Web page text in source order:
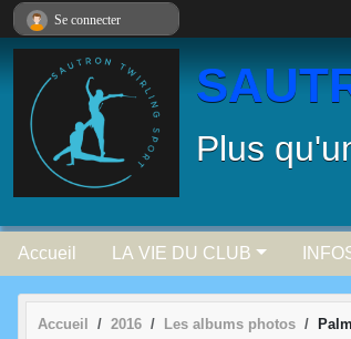
Plus
Accueil LA VIE DU CLUB
Accueil 2016 Les albums photos
Se connecter
Panneau de gestion des cookies